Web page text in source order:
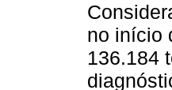
no início
136.184